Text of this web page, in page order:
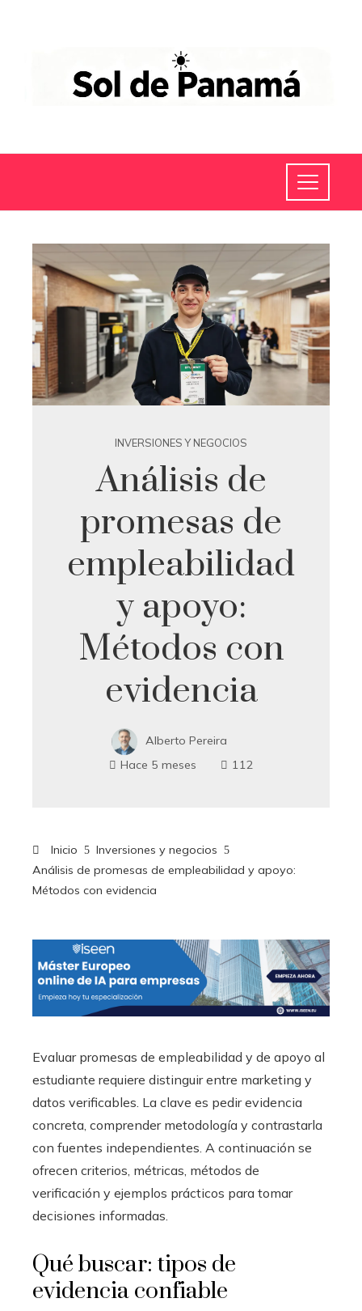
INVERSIONES Y NEGOCIOS
Análisis de
promesas de
empleabilidad
y apoyo:
Métodos con
evidencia
Alberto Pereira
Hace 5 meses
112
Inicio
Inversiones y negocios
Análisis de promesas de empleabilidad y apoyo:
Métodos con evidencia
Evaluar promesas de empleabilidad y de apoyo al
estudiante requiere distinguir entre marketing y
datos verificables. La clave es pedir evidencia
concreta, comprender metodología y contrastarla
con fuentes independientes. A continuación se
ofrecen criterios, métricas, métodos de
verificación y ejemplos prácticos para tomar
decisiones informadas.
Qué buscar: tipos de
evidencia confiable